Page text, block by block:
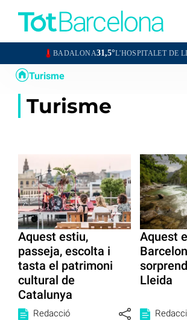
BADALONA31,5°L'HOSPITALET DE
Turisme
Turisme
Aquest estiu,
passeja, escolta i
tasta el patrimoni
cultural de
Catalunya
Redacció
Aquest
Lleida